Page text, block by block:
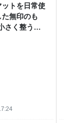
ットを日常使
無印のも
く整う暮